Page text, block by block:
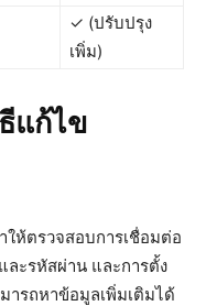
✓ (ปรับปรุง
เพิ่ม)
แก้ไข
ห้ตรวจสอบการเชื่อมต่อ
ละรหัสผ่าน และการตั้ง
ารถหาข้อมูลเพิ่มเติมได้